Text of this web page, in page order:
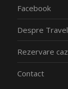
Facebook
Despre
Rezervare
Contact